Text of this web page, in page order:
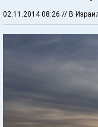
02.11.2014 08:26 // В